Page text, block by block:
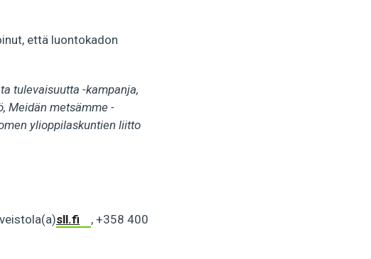
että luontokadon
tulevaisuutta -kampanja,
Meidän metsämme -
ylioppilaskuntien liitto
sll.fi
, +358 400